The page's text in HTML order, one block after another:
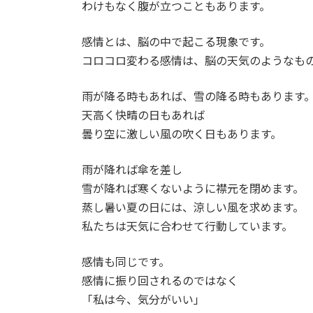
:
わけもなく腹が立つこともあります。
感情とは、脳の中で起こる現象です。
コロコロ変わる感情は、脳の天気のようなもの
雨が降る時もあれば、雪の降る時もあります。
天高く快晴の日もあれば
曇り空に激しい風の吹く日もあります。
雨が降れば傘を差し
雪が降れば寒くないように襟元を閉めます。
蒸し暑い夏の日には、涼しい風を求めます。
私たちは天気に合わせて行動しています。
感情も同じです。
感情に振り回されるのではなく
「私は今、気分がいい」